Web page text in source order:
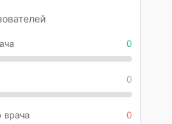
0
0
0